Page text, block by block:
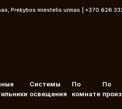
Prekybos miestelis urmas | +370 626
Системы
освещения
По
комнате
По